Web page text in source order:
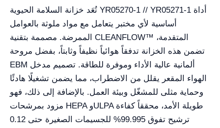
تُعَد خزانة السلامة الحيوية YR05270-1 // YR05271-1 أداة
أساسية لأي مختبر يتعامل مع مواد ملوثة بالعوامل
الممرضة. مصممة بتقنية CLEANFLOW™ المتقدمة،
تضمن هذه الخزانة تدفقاً هوائياً نظيفاً وثابتاً، بفضل مروحة
EBM ألمانية عالية الأداء وموفرة للطاقة. تصميم مدخل
الهواء المقعر يقلل من الاضطراب، مما يضمن تشغيلًا هادئًا
وحماية مثلى للمشغّل وبيئة العمل. بالإضافة إلى ذلك، فهو
مزود بمرشحات HEPA وULPA طويلة الأمد، محققاً كفاءة
ترشيح تفوق 99.995% للجسيمات الصغيرة حتى 0.12